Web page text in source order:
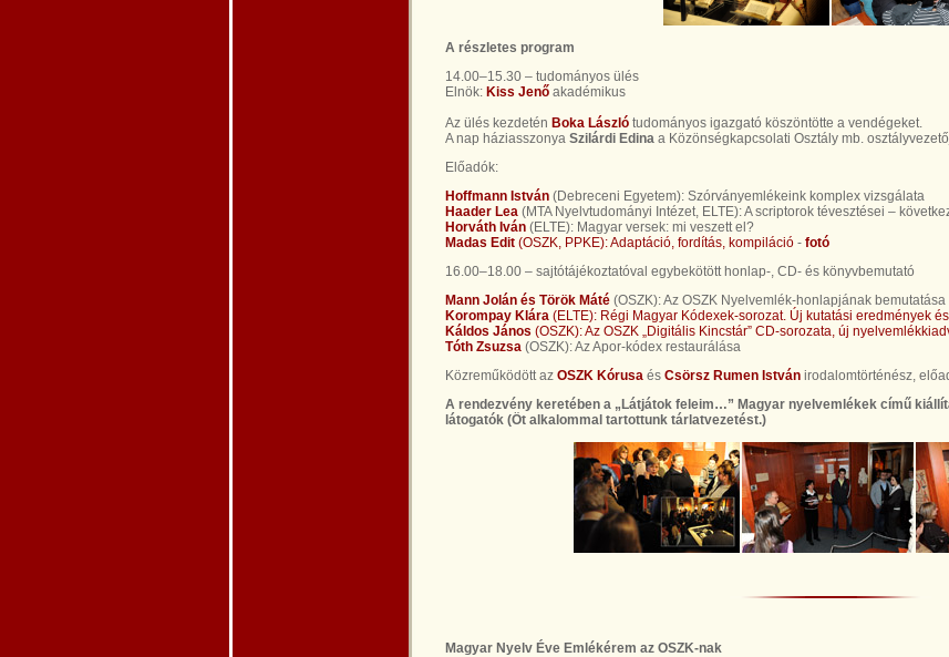
A részletes program
14.00–15.30 – tudományos ülés
Elnök: Kiss Jenőakadémikus
Az ülés kezdetén Boka Lászlótudományos igazgató köszöntötte a vendégeket.
A nap háziasszonya Szilárdi Edinaa Közönségkapcsolati Osztály mb.
Előadók:
Hoffmann István(Debreceni Egyetem): Szórványemlékeink komplex vizsgálata
Haader Lea (MTA Nyelvtudományi Intézet, ELTE): A scriptorok tévesztései –
Horváth Iván(ELTE): Magyar versek: mi veszett el?
Madas Edit (OSZK, PPKE): Adaptáció, fordítás, kompiláció- fotó
16.00–18.00 – sajtótájékoztatóval egybekötött honlap-, CD- és könyvbemutató
Mann Jolán és Török Máté (OSZK): Az OSZK Nyelvemlék-honlapjának bemutatása
Korompay Klára (ELTE): Régi Magyar Kódexek-sorozat. Új kutatási eredmények
Káldos János (OSZK): Az OSZK „Digitális Kincstár” CD-sorozata, új
Tóth Zsuzsa (OSZK): Az Apor-kódex restaurálása
Közreműködött az OSZK Kórusaés Csörsz Rumen Istvánirodalomtörténész,
A rendezvény keretében a „Látjátok feleim…” Magyar nyelvemlékek című
látogatók (Öt alkalommal tartottunk tárlatvezetést.)
Magyar Nyelv Éve Emlékérem az OSZK-nak